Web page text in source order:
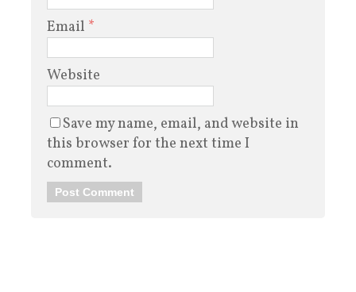
Email *
Website
Save my name, email, and website in
this browser for the next time I
comment.